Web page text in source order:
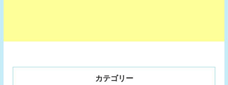
カテゴリー